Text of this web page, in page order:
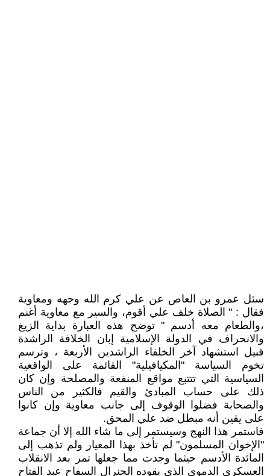
سئل عمرو بن العاص عن علي كرم الله وجهه ومعاوية
فقال : " الصلاة خلف علي أقوم، والسير مع معاوية أغنم
،والطعام معه أدسم " توضح هذه العبارة بداية الزيغ
والانحراف في الدولة الإسلامية إبان الخلافة الراشدة
قبيل استشهاد آخر الخلفاء الراشدين الأربعة ، وترسم
تخوم السياسة "المكيافيلية" القائمة على الواقعية
السياسية التي تتتبع مواقع المنفعة والمصلحة وإن كان
ذلك على حساب المبادئ والقيم فالكثير من الناس
والصحابة فضلوا الوقوف إلى جانب معاوية وإن كانوا
على يقين أنه مبطل ضد علي المحق.
فاستمر هذا النهج وسيستمر إلى ما شاء الله إلا أن جماعة
"الإخوان المسلمون" لم تأخذ بهذا المعيار ولم تذهب إلى
المائدة الأدسم حيثما وجدت مما جعلها تمر بعد الانقلاب
العسكري الدموي الذي يقوده الجنرال السفاح عبد الفتاح